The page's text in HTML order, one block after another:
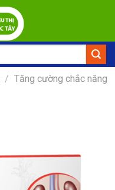
/ Tăng cường chắc năng